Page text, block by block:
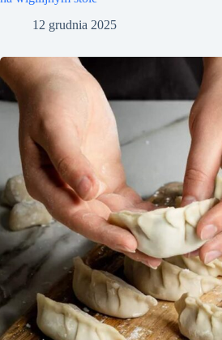
12 grudnia 2025